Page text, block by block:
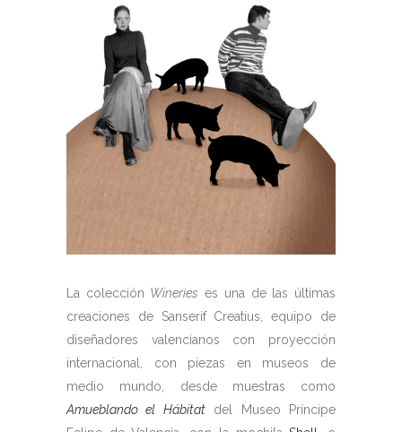
La colección Wineries es una de las últimas
creaciones de Sanserif Creatius, equipo de
diseñadores valencianos con proyección
internacional, con piezas en museos de
medio mundo, desde muestras como
Amueblando el Hábitatdel Museo Príncipe